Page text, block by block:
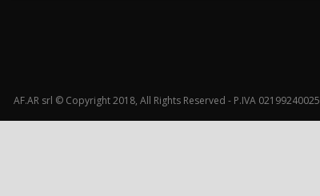
AF.AR srl © Copyright 2018, All Rights Reserved - P.IVA 02199240025